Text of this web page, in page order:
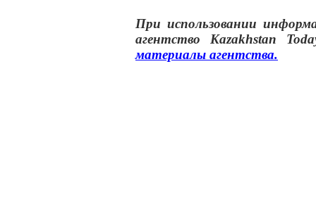
При использовании
агентство Kazakhstan
материалы агентства.